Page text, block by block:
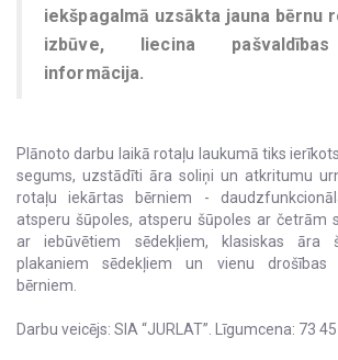
iekšpagalmā uzsākta jauna bērnu
izbūve, liecina
informācija.
Plānoto darbu laikā rotaļu laukumā tiks
segums, uzstādīti āra soliņi un atkritumu
rotaļu iekārtas bērniem -
atsperu šūpoles, atsperu šūpoles ar četrām
ar iebūvētiem sēdekļiem, klasiskas āra
plakaniem sēdekļiem un vienu drošības
bērniem.
Darbu veicējs: SIA “JURLAT”. Līgumcena: 73